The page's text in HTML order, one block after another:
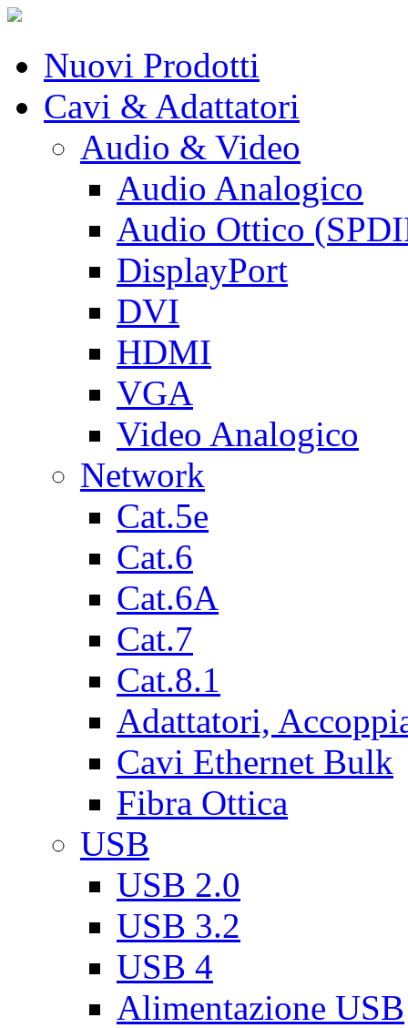
Nuovi Prodotti
Cavi & Adattatori
Audio & Video
Audio Analogico
Audio Ottico
DisplayPort
DVI
HDMI
VGA
Video Analogico
Network
Cat.5e
Cat.6
Cat.6A
Cat.7
Cat.8.1
Adattatori,
Cavi Ethernet Bulk
Fibra Ottica
USB
USB 2.0
USB 3.2
USB 4
Alimentazione USB